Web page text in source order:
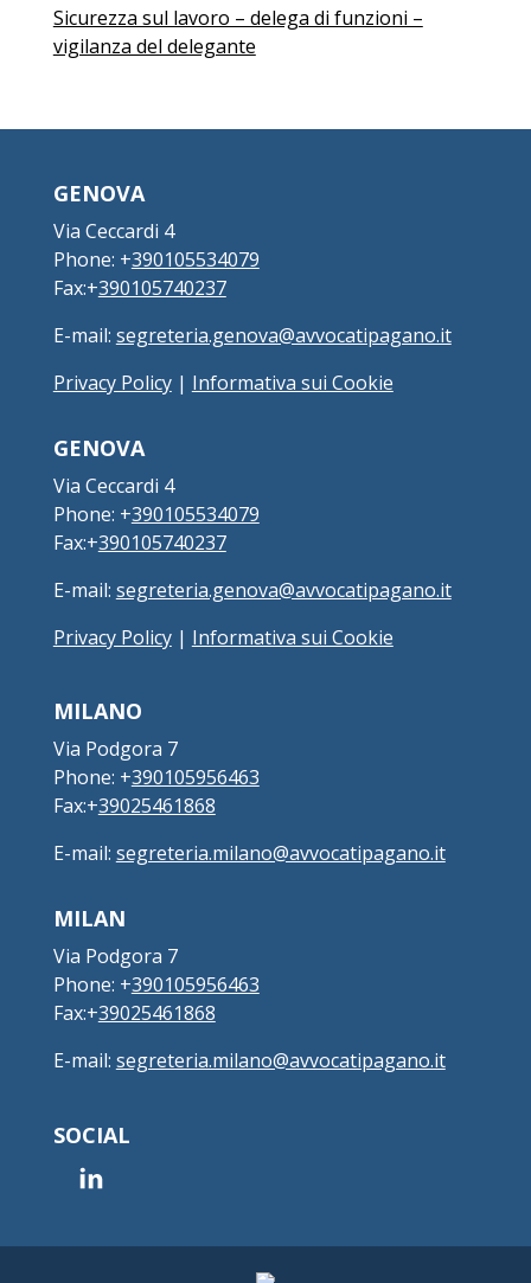
Sicurezza sul lavoro – delega di funzioni –
vigilanza del delegante
GENOVA
Via Ceccardi 4
Phone: +390105534079
Fax:+390105740237
E-mail: segreteria.genova@avvocatipagano.it
Privacy Policy| Informativa sui Cookie
GENOVA
Via Ceccardi 4
Phone: +390105534079
Fax:+390105740237
E-mail: segreteria.genova@avvocatipagano.it
Privacy Policy| Informativa sui Cookie
MILANO
Via Podgora 7
Phone: +390105956463
Fax:+39025461868
E-mail: segreteria.milano@avvocatipagano.it
MILAN
Via Podgora 7
Phone: +390105956463
Fax:+39025461868
E-mail: segreteria.milano@avvocatipagano.it
SOCIAL